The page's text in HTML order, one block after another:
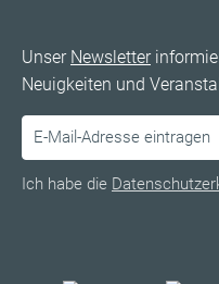
Unser Newsletter
Neuigkeiten und
Ich habe die